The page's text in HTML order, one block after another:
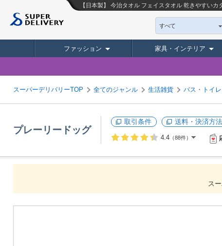
【日本製】 今治タオル フェイスタオル 乾きやすい
すべて
ファッション 家具・インテリア
スーパーデリバリーTOP 全てのジャンル 生活雑貨 バス・トイ
プレーリードッグ
取引条件 送料・決済方法
4.4 （88件）
ス